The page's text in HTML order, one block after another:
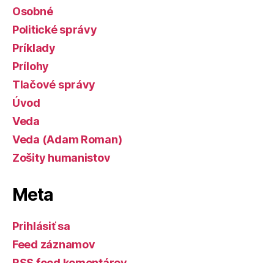
Osobné
Politické správy
Príklady
Prílohy
Tlačové správy
Úvod
Veda
Veda (Adam Roman)
Zošity humanistov
Meta
Prihlásiť sa
Feed záznamov